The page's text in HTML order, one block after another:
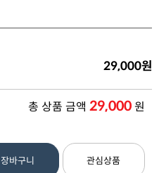
29,000원
총 상품 금액 29,000원
장바구니 관심상품